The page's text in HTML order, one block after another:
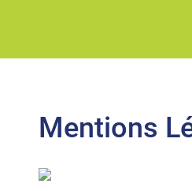
Mentions